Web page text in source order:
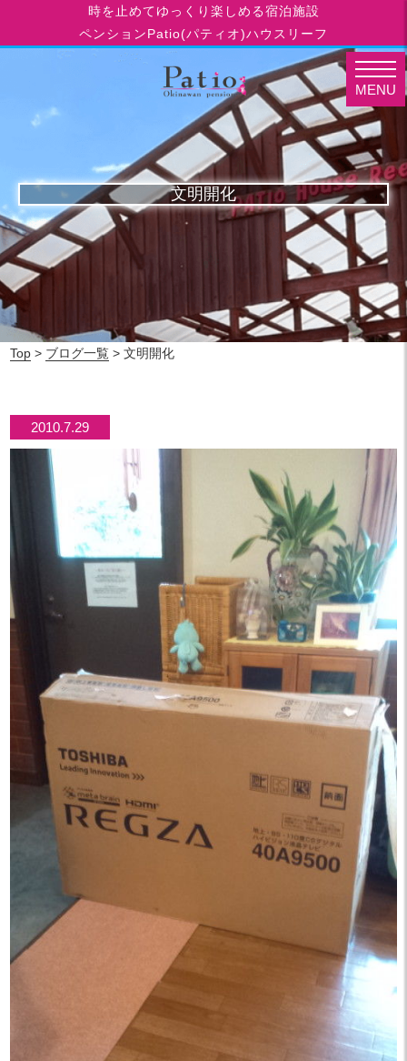
時を止めてゆっくり楽しめる宿泊施設
ペンションPatio(パティオ)ハウスリーフ
文明開化
Top > ブログ一覧 > 文明開化
2010.7.29
MENU